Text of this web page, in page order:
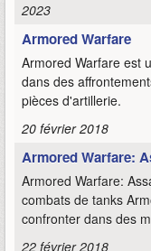
2023
Armored Warfare
Armored Warfare est
dans des
pièces d'artillerie.
20 février 2018
Armored Warfare:
Armored Warfare:
combats de tanks
confronter dans des
22 février 2018